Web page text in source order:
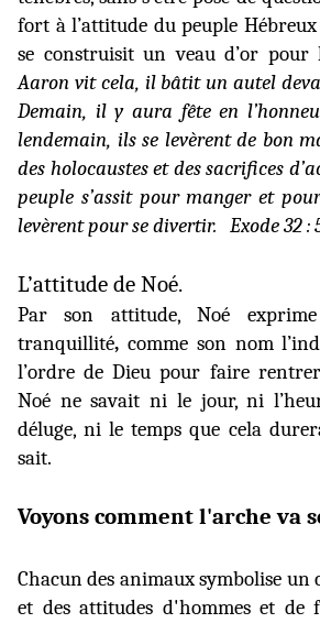
fort à l’attitude du peuple
se construisit un veau d’or pour
Aaron vit cela, il bâtit un autel
Demain, il y aura fête en
lendemain, ils se levèrent de bon
des holocaustes et des sacrifices
peuple s’assit pour manger et
levèrent pour se divertir. Exode 32 :
L’attitude de Noé.
Par son attitude, Noé
tranquillité, comme son nom
l’ordre de Dieu pour faire
Noé ne savait ni le jour, ni
déluge, ni le temps que cela
sait.
Voyons comment l'arche va
Chacun des animaux symbolise
et des attitudes d'hommes et de